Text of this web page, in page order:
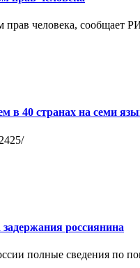
человека, сообщает
в 40 странах на семи
россиянина
полные сведения по